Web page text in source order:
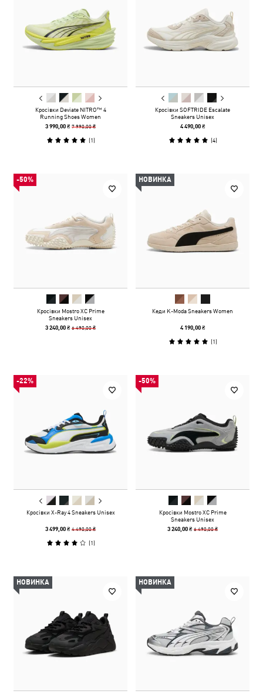
Кросівки Deviate NITRO™ 4
Running Shoes Women
3 990,00 ₴7 990,00 ₴
(1)
Кросівки SOFTRIDE Escalate
Sneakers Unisex
4 490,00 ₴
(4)
-50%
Кросівки Mostro XC Prime
Sneakers Unisex
3 240,00 ₴6 490,00 ₴
НОВИНКА
Кеди K-Moda Sneakers Women
4 190,00 ₴
(1)
-22%
Кросівки X-Ray 4 Sneakers Unisex
3 499,00 ₴4 490,00 ₴
(1)
-50%
Кросівки Mostro XC Prime
Sneakers Unisex
3 240,00 ₴6 490,00 ₴
НОВИНКА НОВИНКА